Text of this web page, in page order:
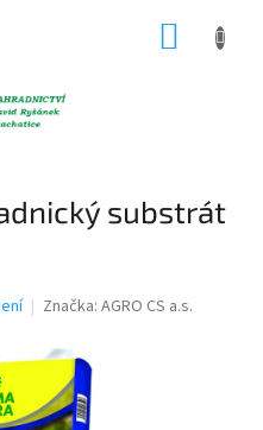
substrát
Značka: AGRO CS a.s.